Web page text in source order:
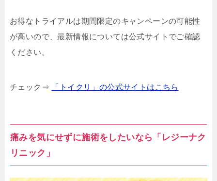
お得なトライアルは期間限定のキャンペーンの可能性
が高いので、最新情報については公式サイトでご確認
ください。
チェック⇒ 「トイクリ」の公式サイトはこちら
痛みを気にせずに施術をしたいなら「レジーナク
リニック」